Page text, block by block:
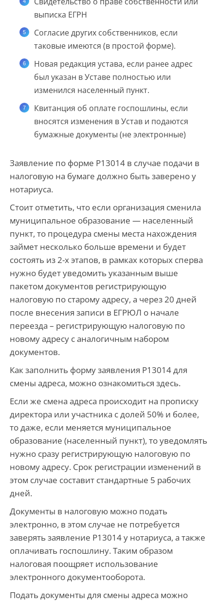
выписка ЕГРН
Согласие других собственников, если
таковые имеются (в простой форме).
Новая редакция устава, если ранее адрес
был указан в Уставе полностью или
изменился населенный пункт.
Квитанция об оплате госпошлины, если
вносятся изменения в Устав и подаются
бумажные документы (не электронные)
Заявление по форме Р13014 в случае подачи в
налоговую на бумаге должно быть заверено у
нотариуса.
Стоит отметить, что если организация сменила
муниципальное образование — населенный
пункт, то процедура смены места нахождения
займет несколько больше времени и будет
состоять из 2-х этапов, в рамках которых сперва
нужно будет уведомить указанным выше
пакетом документов регистрирующую
налоговую по старому адресу, а через 20 дней
после внесения записи в ЕГРЮЛ о начале
переезда – регистрирующую налоговую по
новому адресу с аналогичным набором
документов.
Как заполнить форму заявления Р13014 для
смены адреса, можно ознакомиться здесь.
Если же смена адреса происходит на прописку
директора или участника с долей 50% и более,
то даже, если меняется муниципальное
образование (населенный пункт), то уведомлять
нужно сразу регистрирующую налоговую по
новому адресу. Срок регистрации изменений в
этом случае составит стандартные 5 рабочих
дней.
Документы в налоговую можно подать
электронно, в этом случае не потребуется
заверять заявление Р13014 у нотариуса, а также
оплачивать госпошлину. Таким образом
налоговая поощряет использование
электронного документооборота.
Подать документы для смены адреса можно